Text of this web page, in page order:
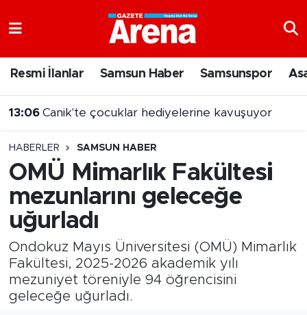
Resmi İlanlar Samsun Haber Samsunspor
13:06 Canik'te çocuklar hediyelerine kavuşuyor
HABERLER SAMSUN HABER
OMÜ Mimarlık Fakültesi
mezunlarını geleceğe
uğurladı
Ondokuz Mayıs Üniversitesi (OMÜ) Mimarlık
Fakültesi, 2025-2026 akademik yılı
mezuniyet töreniyle 94 öğrencisini
geleceğe uğurladı.
Samsun Namaz Vakitleri
Trafik Durumu
Süper Lig Puan Durumu ve Fikstür
Tüm Manşetler
Son Dakika Haberleri
Haber Arşivi